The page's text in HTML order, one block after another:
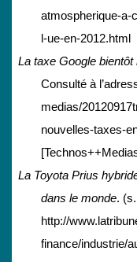
atmospherique-a-
l-ue-en-2012.html
La taxe Google
Consulté à
medias/
nouvelles-taxes-
La Toyota Prius
dans le monde.
http://
finance/industrie/